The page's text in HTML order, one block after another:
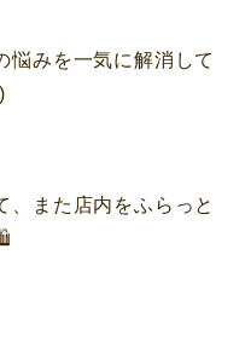
悩みを一気に解消して
、また店内をふらっと